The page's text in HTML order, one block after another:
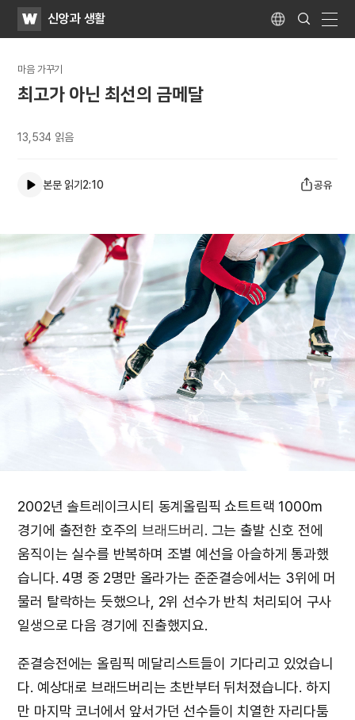
WATV신앙과 생활 Language
Search
Submit
마음 가꾸기
최고가 아닌 최선의 금메달
13,534 읽음
본문 읽기2:10 공유
2002년 솔트레이크시티 동계올림픽 쇼트트랙 1000m
경기에 출전한 호주의 브래드버리. 그는 출발 신호 전에
움직이는 실수를 반복하며 조별 예선을 아슬하게 통과했
습니다. 4명 중 2명만 올라가는 준준결승에서는 3위에 머
물러 탈락하는 듯했으나, 2위 선수가 반칙 처리되어 구사
일생으로 다음 경기에 진출했지요.
준결승전에는 올림픽 메달리스트들이 기다리고 있었습니
다. 예상대로 브래드버리는 초반부터 뒤처졌습니다. 하지
만 마지막 코너에서 앞서가던 선수들이 치열한 자리다툼